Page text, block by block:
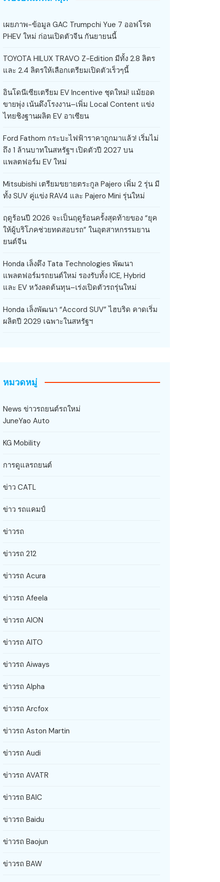
เผยภาพ-ข้อมูล GAC Trumpchi Yue 7 ออฟโรด
PHEV ใหม่ ก่อนเปิดตัวจีน กันยายนนี้
TOYOTA HILUX TRAVO Z-Edition มีทั้ง 2.8 ลิตร
และ 2.4 ลิตรให้เลือกเตรียมเปิดตัวเร็วๆนี้
อินโดนีเซียเตรียม EV Incentive ชุดใหม่! แม้ยอด
ขายพุ่ง เน้นดึงโรงงาน–เพิ่ม Local Content แข่ง
ไทยชิงฐานผลิต EV อาเซียน
Ford Fathom กระบะไฟฟ้าราคาถูกมาแล้ว! เริ่มไม่
ถึง 1 ล้านบาทในสหรัฐฯ เปิดตัวปี 2027 บน
แพลตฟอร์ม EV ใหม่
Mitsubishi เตรียมขยายตระกูล Pajero เพิ่ม 2 รุ่น มี
ทั้ง SUV คู่แข่ง RAV4 และ Pajero Mini รุ่นใหม่
ฤดูร้อนปี 2026 จะเป็นฤดูร้อนครั้งสุดท้ายของ “ยุค
ให้ผู้บริโภคช่วยทดสอบรถ” ในอุตสาหกรรมยาน
ยนต์จีน
Honda เล็งดึง Tata Technologies พัฒนา
แพลตฟอร์มรถยนต์ใหม่ รองรับทั้ง ICE, Hybrid
และ EV หวังลดต้นทุน–เร่งเปิดตัวรถรุ่นใหม่
Honda เล็งพัฒนา “Accord SUV” ไฮบริด คาดเริ่ม
ผลิตปี 2029 เฉพาะในสหรัฐฯ
หมวดหมู่
News ข่าวรถยนต์รถใหม่
JuneYao Auto
KG Mobility
การดูแลรถยนต์
ข่าว CATL
ข่าว รถแคมป์
ข่าวรถ
ข่าวรถ 212
ข่าวรถ Acura
ข่าวรถ Afeela
ข่าวรถ AION
ข่าวรถ AITO
ข่าวรถ Aiways
ข่าวรถ Alpha
ข่าวรถ Arcfox
ข่าวรถ Aston Martin
ข่าวรถ Audi
ข่าวรถ AVATR
ข่าวรถ BAIC
ข่าวรถ Baidu
ข่าวรถ Baojun
ข่าวรถ BAW